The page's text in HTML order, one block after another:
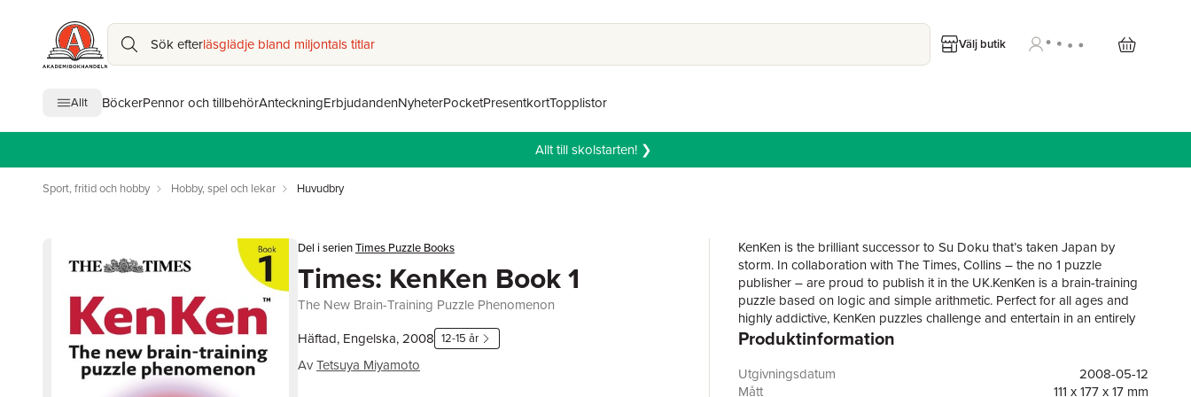
Sök efterläsglädje bland miljontals titlar Välj butik
Allt BöckerPennor och tillbehörAnteckningErbjudandenNyheterPocketPresentkortTopplistor
Allt till skolstarten! ❯
Sport, fritid och hobby Hobby, spel och lekar Huvudbry
Del i serienTimes Puzzle Books
Times: KenKen Book 1
The New Brain-Training Puzzle Phenomenon
Häftad, Engelska, 2008 12-15 år
AvTetsuya Miyamoto
KenKen is the brilliant successor to Su Doku that’s taken Japan by
storm. In collaboration with The Times, Collins – the no 1 puzzle
publisher – are proud to publish it in the UK.KenKen is a brain-training
puzzle based on logic and simple arithmetic. Perfect for all ages and
highly addictive, KenKen puzzles challenge and entertain in an entirely
new way. The puzzle was invented by a charismatic Japanese maths
is the Japanese word for clever and KenKen translates as‘square
wisdom’. It’s based on simple arithmetic and each puzzle involves some
Produktinformation
Utgivningsdatum
2008-05-12
Mått
111 x 177 x 17 mm